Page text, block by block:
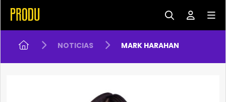
NOTICIAS MARK HARAHAN